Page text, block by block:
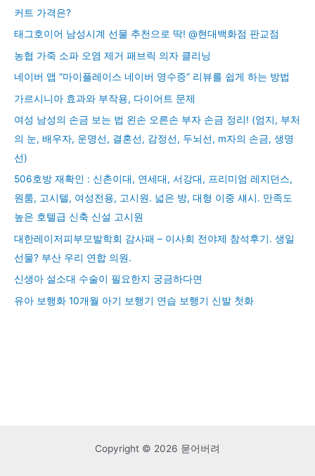
커트 가격은?
태그호이어 남성시계 선물 추천으로 딱! @현대백화점 판교점
농협 가죽 소파 오염 제거 패브릭 의자 클리닝
네이버 앱 “마이플레이스 네이버 영수증” 리뷰를 쉽게 하는 방법
가르시니아 효과와 부작용, 다이어트 문제
여성 남성의 손금 보는 법 왼손 오른손 부자 손금 정리! (엄지, 부처
의 눈, 배우자, 운명선, 결혼선, 감정선, 두뇌선, m자의 손금, 생명
선)
506호방 재확인 : 신촌이대, 연세대, 서강대, 프리미엄 레지던스,
원룸, 고시텔, 여성전용, 고시원. 넓은 방, 대형 이중 섀시. 만족도
높은 호텔급 신축 신설 고시원
대한레이저피부모발학회 감사패 – 이사회 전야제 참석후기. 생일
선물? 부산 우리 연합 의원.
신생아 설소대 수술이 필요한지 궁금하다면
유아 보행화 10개월 아기 보행기 연습 보행기 신발 첫화
Copyright © 2026 묻어버려